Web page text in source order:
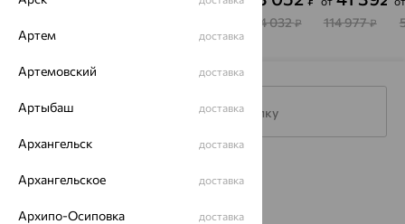
EFREMOV
SOKOLOV
SOKOLOV
64 032₽
EFREMOV
114 977₽
Подписаться на рассылку
Каталог
Акции
Артем доставка
Артемовский доставка
Артыбаш доставка
Архангельск доставка
Архангельское доставка
Архипо-Осиповка доставка